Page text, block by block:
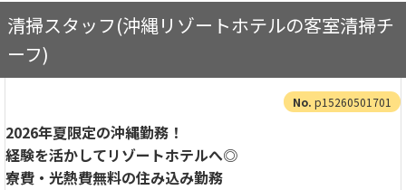
清掃スタッフ(沖縄リゾートホテルの客室清掃チ
ーフ)
p15260501701
2026年夏限定の沖縄勤務！
経験を活かしてリゾートホテルへ◎
寮費・光熱費無料の住み込み勤務